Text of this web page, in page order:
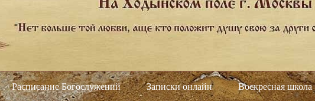
Расписание Богослужений Записки онлайн Воскресная школа